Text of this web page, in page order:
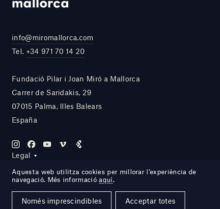
info@miromallorca.com
Tel. +34 971 70 14 20
Fundació Pilar i Joan Miró a Mallorca
Carrer de Saridakis, 29
07015 Palma, Illes Balears
España
Legal
Site by DOMO—A
Aquesta web utilitza cookies per millorar l’experiència de
navegació. Més informacióaquí.
Només imprescindibles Acceptar totes